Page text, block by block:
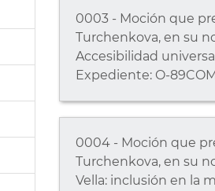
0003 - Moción que
Turchenkova, en su
Accesibilidad
Expediente: O-
0004 - Moción que
Turchenkova, en su
Vella: inclusión en la